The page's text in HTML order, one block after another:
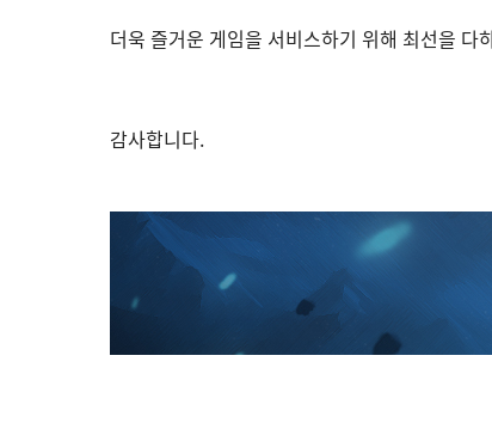
더욱 즐거운 게임을 서비스하기 위해 최선을 다
감사합니다.